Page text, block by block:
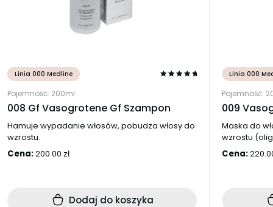
Linia 000 Medline
Pojemność: 200ml
008 Gf Vasogrotene Gf Szampon
Hamuje wypadanie włosów, pobudza włosy do
wzrostu.
Cena:200.00 zł
Dodaj do koszyka
Linia 000
Pojemność:
009
Maska do
wzrostu
Cena: